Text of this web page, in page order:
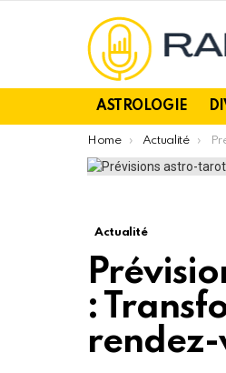
ASTROLOGIE
You are here:
Home Actualité
Actualité
:
rendez-